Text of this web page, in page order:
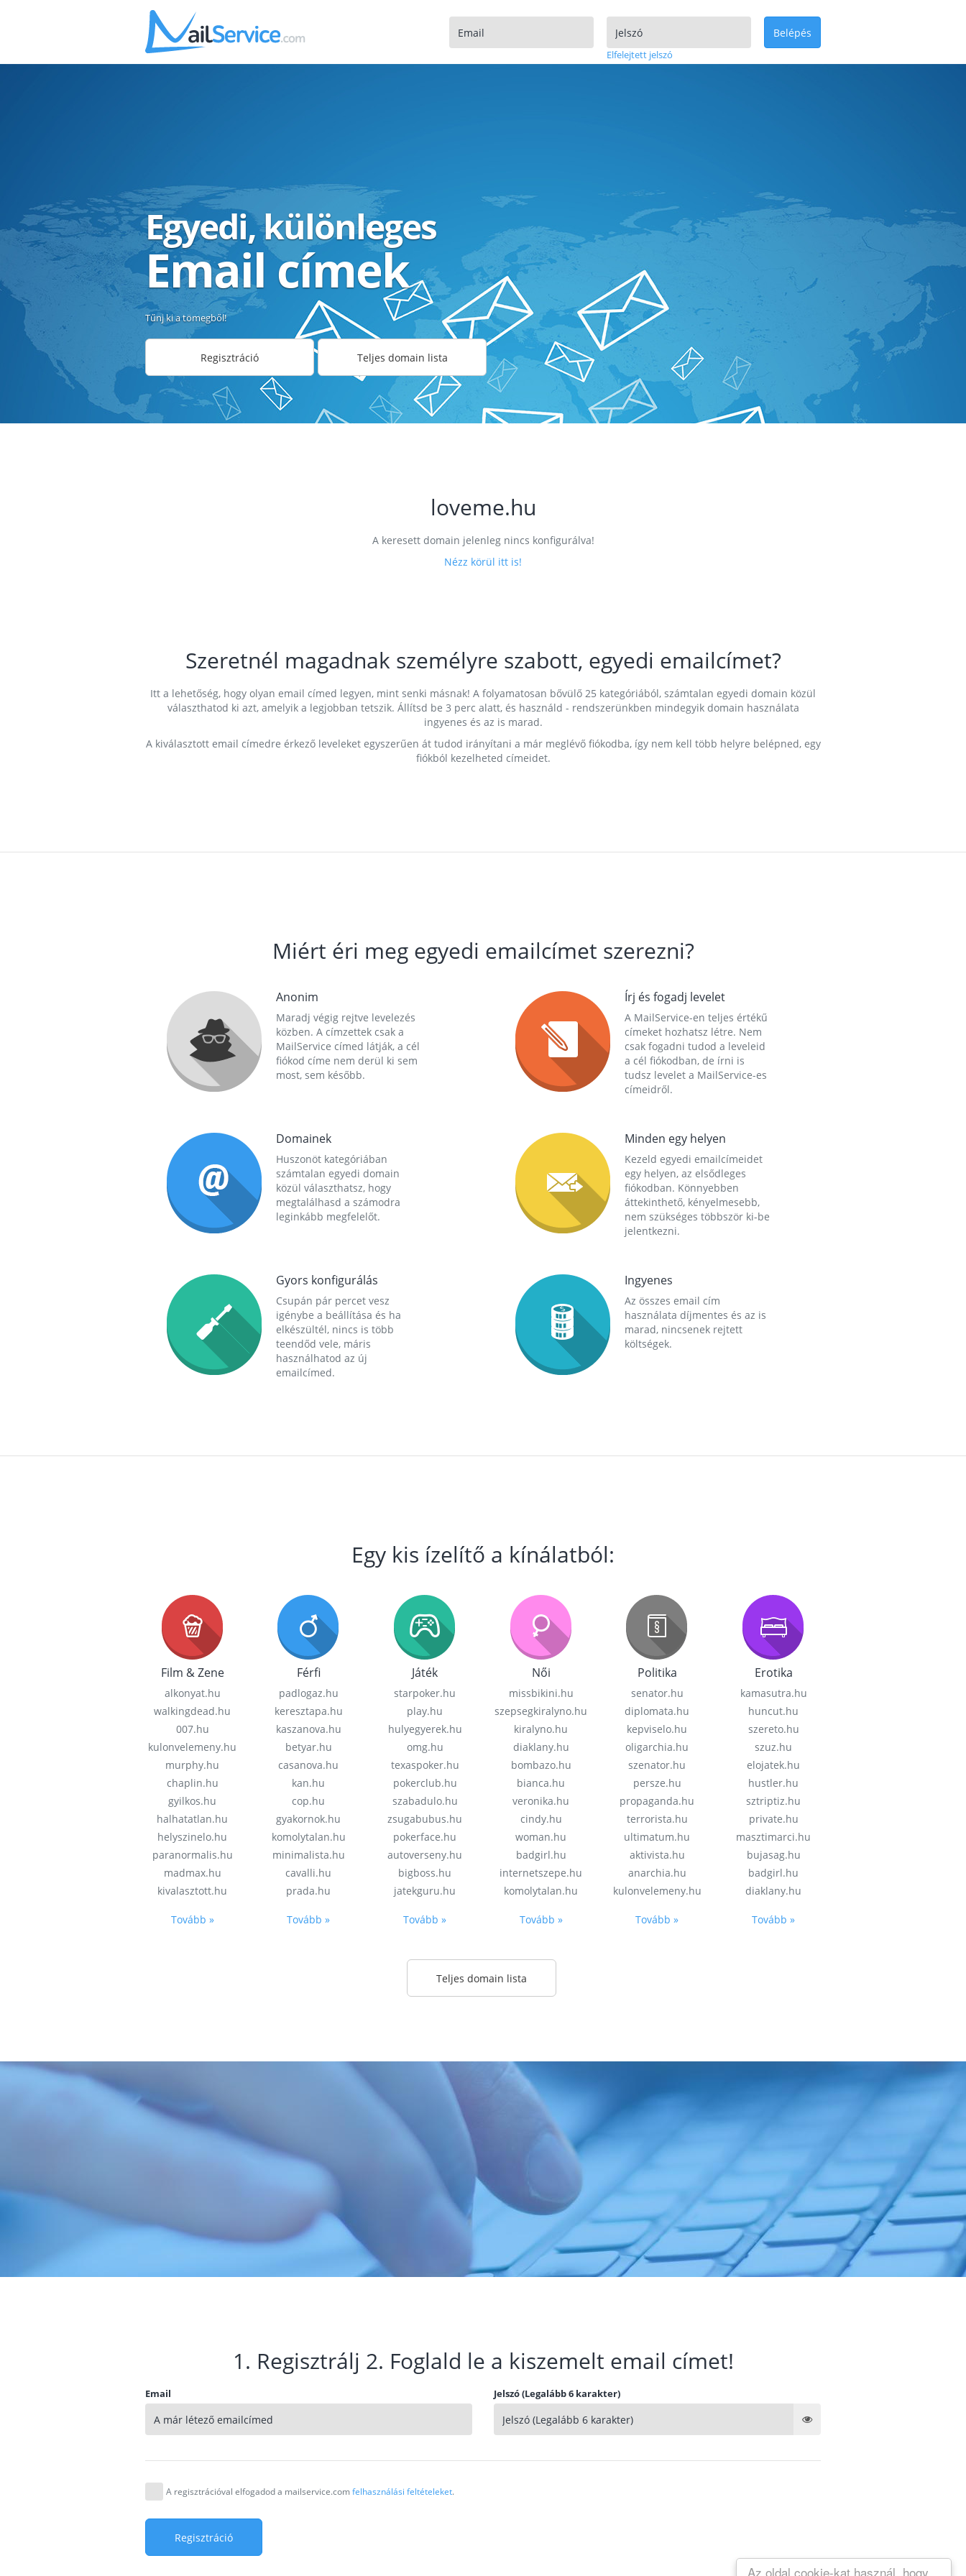
Az oldal cookie-kat használ, hogy
Elfelejtett jelszó
Belépés
Egyedi, különleges
Email címek
Tűnj ki a tömegből!
Regisztráció Teljes domain lista
loveme.hu
A keresett domain jelenleg nincs konfigurálva!
Nézz körül itt is!
Szeretnél magadnak személyre szabott, egyedi emailcímet?
Itt a lehetőség, hogy olyan email címed legyen, mint senki másnak! A folyamatosan bővülő 25 kategóriából, számtalan egyedi domain közül
választhatod ki azt, amelyik a legjobban tetszik. Állítsd be 3 perc alatt, és használd - rendszerünkben mindegyik domain használata
ingyenes és az is marad.
A kiválasztott email címedre érkező leveleket egyszerűen át tudod irányítani a már meglévő fiókodba, így nem kell több helyre belépned, egy
fiókból kezelheted címeidet.
Miért éri meg egyedi emailcímet szerezni?
Anonim
Maradj végig rejtve levelezés
közben. A címzettek csak a
MailService címed látják, a cél
fiókod címe nem derül ki sem
most, sem később.
Írj és fogadj levelet
A MailService-en teljes értékű
címeket hozhatsz létre. Nem
csak fogadni tudod a leveleid
a cél fiókodban, de írni is
tudsz levelet a MailService-es
címeidről.
Domainek
Huszonöt kategóriában
számtalan egyedi domain
közül választhatsz, hogy
megtalálhasd a számodra
leginkább megfelelőt.
Minden egy helyen
Kezeld egyedi emailcímeidet
egy helyen, az elsődleges
fiókodban. Könnyebben
áttekinthető, kényelmesebb,
nem szükséges többször ki-be
jelentkezni.
Gyors konfigurálás
Csupán pár percet vesz
igénybe a beállítása és ha
elkészültél, nincs is több
teendőd vele, máris
használhatod az új
emailcímed.
Ingyenes
Az összes email cím
használata díjmentes és az is
marad, nincsenek rejtett
költségek.
Egy kis ízelítő a kínálatból:
Film & Zene
alkonyat.hu
walkingdead.hu
007.hu
kulonvelemeny.hu
murphy.hu
chaplin.hu
gyilkos.hu
halhatatlan.hu
helyszinelo.hu
paranormalis.hu
madmax.hu
kivalasztott.hu
Tovább »
Férfi
padlogaz.hu
keresztapa.hu
kaszanova.hu
betyar.hu
casanova.hu
kan.hu
cop.hu
gyakornok.hu
komolytalan.hu
minimalista.hu
cavalli.hu
prada.hu
Tovább »
Játék
starpoker.hu
play.hu
hulyegyerek.hu
omg.hu
texaspoker.hu
pokerclub.hu
szabadulo.hu
zsugabubus.hu
pokerface.hu
autoverseny.hu
bigboss.hu
jatekguru.hu
Tovább »
Női
missbikini.hu
szepsegkiralyno.hu
kiralyno.hu
diaklany.hu
bombazo.hu
bianca.hu
veronika.hu
cindy.hu
woman.hu
badgirl.hu
internetszepe.hu
komolytalan.hu
Tovább »
Politika
senator.hu
diplomata.hu
kepviselo.hu
oligarchia.hu
szenator.hu
persze.hu
propaganda.hu
terrorista.hu
ultimatum.hu
aktivista.hu
anarchia.hu
kulonvelemeny.hu
Tovább »
Erotika
kamasutra.hu
huncut.hu
szereto.hu
szuz.hu
elojatek.hu
hustler.hu
sztriptiz.hu
private.hu
masztimarci.hu
bujasag.hu
badgirl.hu
diaklany.hu
Tovább »
Teljes domain lista
1. Regisztrálj 2. Foglald le a kiszemelt email címet!
Email Jelszó (Legalább 6 karakter)
A regisztrációval elfogadod a mailservice.comfelhasználási feltételeket.
Regisztráció